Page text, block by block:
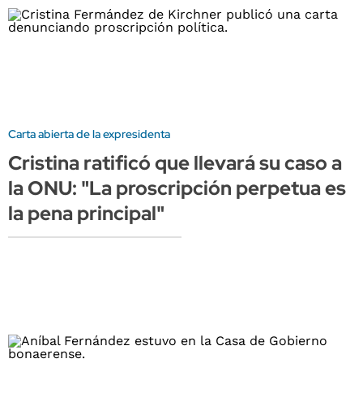
Carta abierta de la expresidenta
Cristina ratificó que llevará su caso a
la ONU: "La proscripción perpetua es
la pena principal"